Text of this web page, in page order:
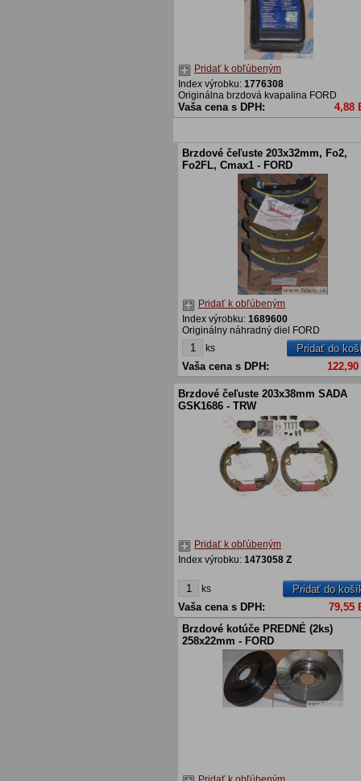
Pridať k obľúbeným
Index výrobku: 1776308
Originálna brzdová kvapalina FORD
Vaša cena s DPH: 4,88
Brzdové čeľuste 203x32mm, Fo2,
Fo2FL, Cmax1 - FORD
Pridať k obľúbeným
Index výrobku: 1689600
Originálny náhradný diel FORD
ks
Pridať do
Vaša cena s DPH:
Brzdové čeľuste 203x38mm SADA
GSK1686 - TRW
Pridať k obľúbeným
Index výrobku: 1473058 Z
ks
Pridať do
Vaša cena s DPH:
79,55
Brzdové kotúče PREDNÉ (2ks)
258x22mm - FORD